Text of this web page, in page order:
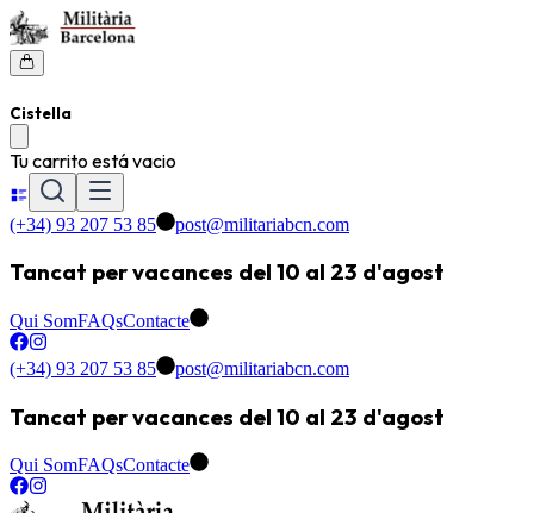
Cistella
Tu carrito está vacio
(+34) 93 207 53 85 post@militariabcn.com
Tancat per vacances del 10 al 23 d'agost
Qui SomFAQsContacte
(+34) 93 207 53 85 post@militariabcn.com
Tancat per vacances del 10 al 23 d'agost
Qui SomFAQsContacte